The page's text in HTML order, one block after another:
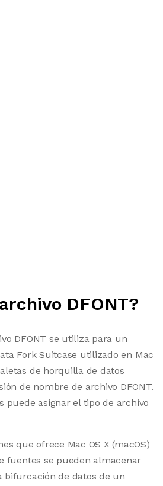
DFONT?
DFONT se utiliza para un
Fork Suitcase utilizado en Mac
de horquilla de datos
de nombre de archivo DFONT.
puede asignar el tipo de archivo
que ofrece Mac OS X (macOS)
fuentes se pueden almacenar
bifurcación de datos de un